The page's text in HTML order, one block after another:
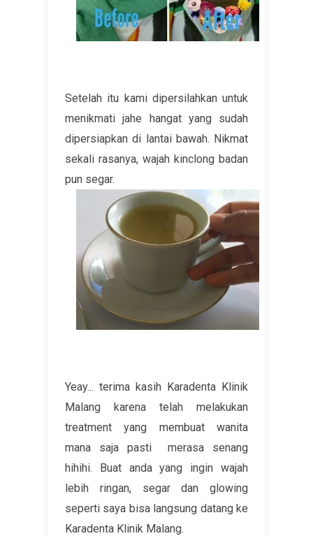
Setelah itu kami dipersilahkan untuk
menikmati jahe hangat yang sudah
dipersiapkan di lantai bawah. Nikmat
sekali rasanya, wajah kinclong badan
pun segar.
Yeay... terima kasih Karadenta Klinik
Malang karena telah melakukan
treatment yang membuat wanita
mana saja pasti merasa senang
hihihi. Buat anda yang ingin wajah
lebih ringan, segar dan glowing
seperti saya bisa langsung datang ke
Karadenta Klinik Malang.